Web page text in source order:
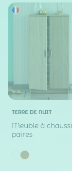
TERRE DE NUIT
Meuble à
paires